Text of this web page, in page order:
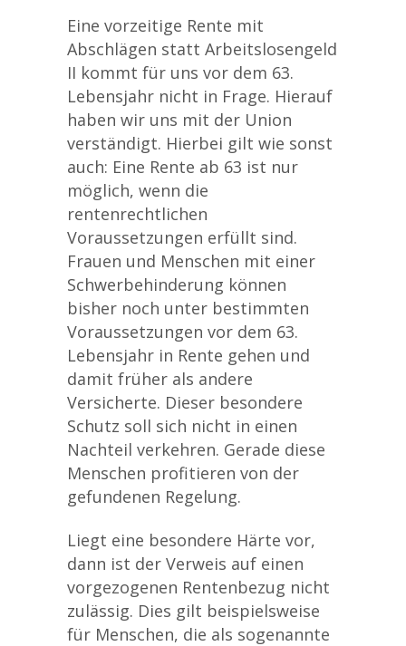
Eine vorzeitige Rente mit
Abschlägen statt Arbeitslosengeld
II kommt für uns vor dem 63.
Lebensjahr nicht in Frage. Hierauf
haben wir uns mit der Union
verständigt. Hierbei gilt wie sonst
auch: Eine Rente ab 63 ist nur
möglich, wenn die
rentenrechtlichen
Voraussetzungen erfüllt sind.
Frauen und Menschen mit einer
Schwerbehinderung können
bisher noch unter bestimmten
Voraussetzungen vor dem 63.
Lebensjahr in Rente gehen und
damit früher als andere
Versicherte. Dieser besondere
Schutz soll sich nicht in einen
Nachteil verkehren. Gerade diese
Menschen profitieren von der
gefundenen Regelung.
Liegt eine besondere Härte vor,
dann ist der Verweis auf einen
vorgezogenen Rentenbezug nicht
zulässig. Dies gilt beispielsweise
für Menschen, die als sogenannte